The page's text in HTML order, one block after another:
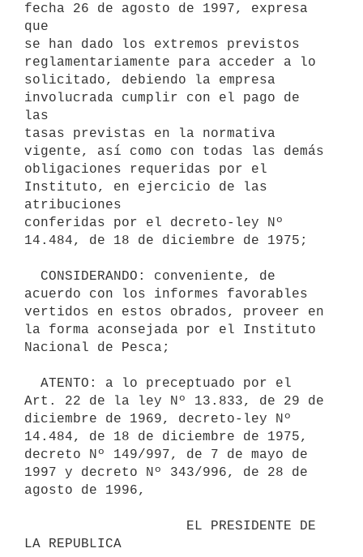
fecha 26 de agosto de 1997, expresa
que
se han dado los extremos previstos
reglamentariamente para acceder a lo
solicitado, debiendo la empresa
involucrada cumplir con el pago de
las
tasas previstas en la normativa
vigente, así como con todas las demás
obligaciones requeridas por el
Instituto, en ejercicio de las
atribuciones
conferidas por el decreto-ley Nº
14.484, de 18 de diciembre de 1975;
acuerdo con los informes favorables
vertidos en estos obrados, proveer en
la forma aconsejada por el Instituto
Nacional de Pesca;
Art. 22 de la ley Nº 13.833, de 29 de
diciembre de 1969, decreto-ley Nº
14.484, de 18 de diciembre de 1975,
decreto Nº 149/997, de 7 de mayo de
1997 y decreto Nº 343/996, de 28 de
agosto de 1996,
LA REPUBLICA